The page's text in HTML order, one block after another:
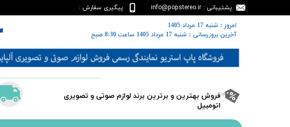
پشتیبانی : info@popstereo.ir
پیگیری سفارش :
02188457837
​فروش بهترین و برترین برند لوازم صوتی و تصویری
اتومبیل​​​​​​​
​​امروز : شنبه 17 مرداد 1405
​​​​​​​آخرین بروزرسانی : شنبه 17 مرداد 1405 ساعت 8:30 صبح